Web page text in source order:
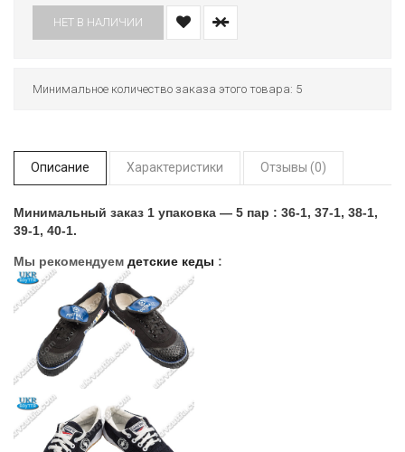
НЕТ В НАЛИЧИИ
Минимальное количество заказа этого товара: 5
Описание Характеристики Отзывы (0)
Минимальный заказ 1 упаковка ― 5 пар : 36-1, 37-1, 38-1,
39-1, 40-1.
Мы рекомендуем детские кеды :